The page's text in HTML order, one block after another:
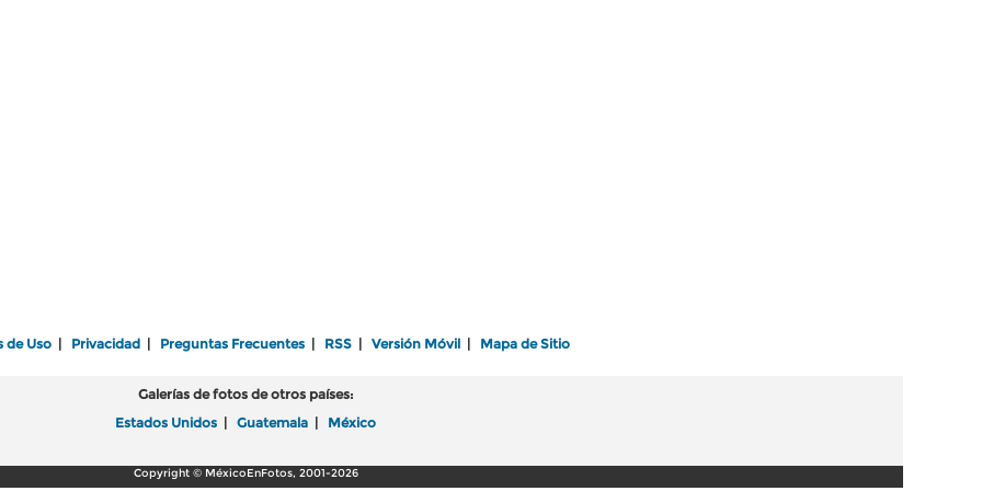
de Uso Privacidad Preguntas Frecuentes RSS Versión Móvil Mapa de Sitio
Galerías de fotos de otros países:
Estados Unidos
Guatemala México
Copyright © MéxicoEnFotos, 2001-2026